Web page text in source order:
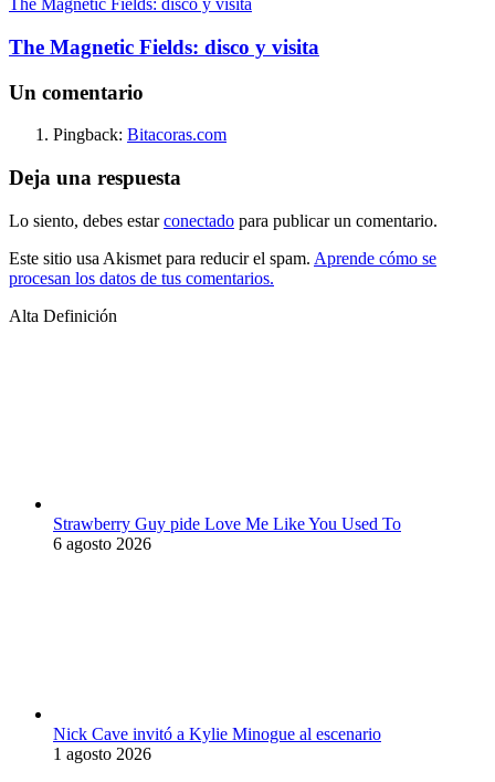
The Magnetic Fields: disco y visita
The Magnetic Fields: disco y visita
Un comentario
Pingback: Bitacoras.com
Deja una respuesta
Lo siento, debes estarconectado para publicar un comentario.
Este sitio usa Akismet para reducir el spam. Aprende cómo se
procesan los datos de tus comentarios.
Alta Definición
Strawberry Guy pide Love Me Like You Used To
6 agosto 2026
Nick Cave invitó a Kylie Minogue al escenario
1 agosto 2026